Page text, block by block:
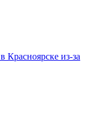
Красноярске из-за